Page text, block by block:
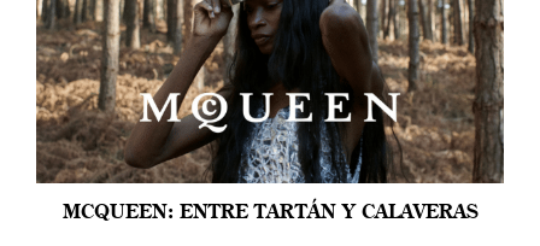
MCQUEEN: ENTRE TARTÁN Y CALAVERAS